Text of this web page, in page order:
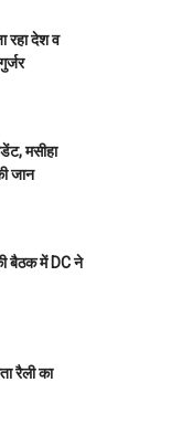
रहा देश व
मसीहा
जान
बैठक में DC ने
रैली का